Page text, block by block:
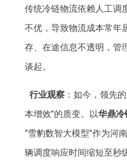
传统冷链物流依赖人工调
不优，导致物流成本常年
存、在途信息不透明，管
谈起。
行业观察：如今，领先
本增效”的质变。以华鼎冷
“雪豹数智大模型”作为河
辆调度响应时间缩短至秒